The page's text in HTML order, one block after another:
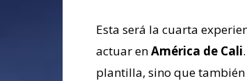
Esta será la cuarta
actuar enAmérica de Cali
plantilla, sino que